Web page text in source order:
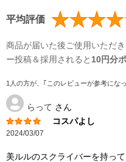
平均評価
商品が届いた後ご使用いただき
ー投稿＆採用されると 10円分
1人の方が、｢このレビューが参考にな
らって さん
コスパよし
2024/03/07
美ルルのスクライバーを持っ